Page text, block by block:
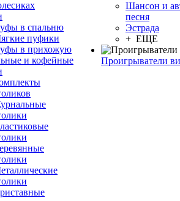
в спальню
пуфики
в прихожую
и кофейные
Шансон и
песня
Эстрада
+ ЕЩЕ
Проигрыватели